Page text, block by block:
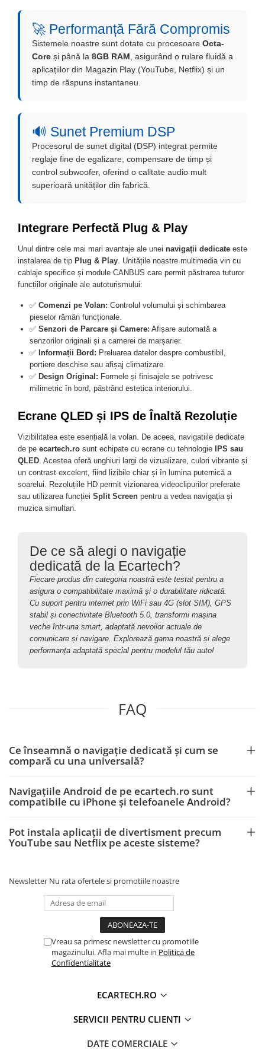
🚀 Performanță Fără Compromis
Sistemele noastre sunt dotate cu procesoare Octa-
Core și până la 8GB RAM , asigurând o rulare fluidă a
aplicațiilor din Magazin Play (YouTube, Netflix) și un
timp de răspuns instantaneu.
🔊 Sunet Premium DSP
Procesorul de sunet digital (DSP) integrat permite
reglaje fine de egalizare, compensare de timp și
control subwoofer, oferind o calitate audio mult
superioară unităților din fabrică.
Integrare Perfectă Plug & Play
Unul dintre cele mai mari avantaje ale unei navigații dedicate este
instalarea de tip Plug & Play . Unitățile noastre multimedia vin cu
cablaje specifice și module CANBUS care permit păstrarea tuturor
funcțiilor originale ale autoturismului:
✅ Comenzi pe Volan: Controlul volumului și schimbarea
pieselor rămân funcționale.
✅ Senzori de Parcare și Camere: Afișare automată a
senzorilor originali și a camerei de marșarier.
✅ Informații Bord: Preluarea datelor despre combustibil,
portiere deschise sau afișaj climatizare.
✅ Design Original: Formele și finisajele se potrivesc
milimetric în bord, păstrând estetica interiorului.
Ecrane QLED și IPS de Înaltă Rezoluție
Vizibilitatea este esențială la volan. De aceea, navigatiile dedicate
de pe ecartech.ro sunt echipate cu ecrane cu tehnologie
IPS sau
QLED . Acestea oferă unghiuri largi de vizualizare, culori vibrante și
un contrast excelent, fiind lizibile chiar și în lumina puternică a
soarelui. Rezoluțiile HD permit vizionarea videoclipurilor preferate
sau utilizarea funcției Split Screen pentru a vedea navigația și
muzica simultan.
De ce să alegi o navigație
dedicată de la Ecartech?
Fiecare produs din categoria noastră este testat pentru a
asigura o compatibilitate maximă și o durabilitate ridicată.
Cu suport pentru internet prin WiFi sau 4G (slot SIM), GPS
stabil și conectivitate Bluetooth 5.0, transformi mașina
veche într-una smart, adaptată nevoilor actuale de
comunicare și navigare. Explorează gama noastră și alege
performanța adaptată special pentru modelul tău auto!
FAQ
Ce înseamnă o navigație dedicată și cum se
compară cu una universală?
Navigațiile Android de pe ecartech.ro sunt
compatibile cu iPhone și telefoanele Android?
Pot instala aplicații de divertisment precum
YouTube sau Netflix pe aceste sisteme?
Newsletter Nu rata ofertele si promotiile noastre
Vreau sa primesc newsletter cu promotiile
magazinului. Afla mai multe in Politica de
Confidentialitate
ECARTECH.RO
SERVICII PENTRU CLIENTI
DATE COMERCIALE